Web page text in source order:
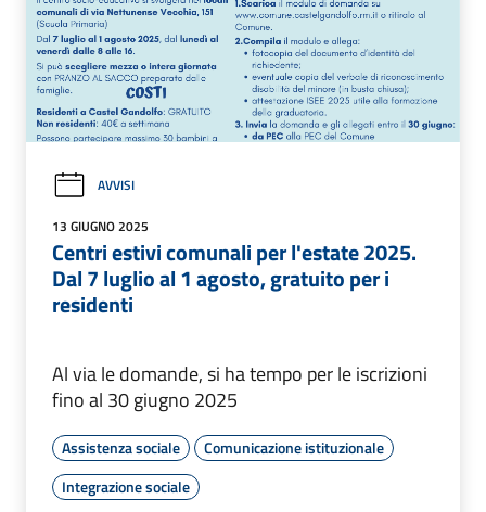
AVVISI
13 GIUGNO 2025
Centri estivi comunali per l'estate 2025.
Dal 7 luglio al 1 agosto, gratuito per i
residenti
Al via le domande, si ha tempo per le iscrizioni
fino al 30 giugno 2025
Assistenza sociale
Comunicazione istituzionale
Integrazione sociale